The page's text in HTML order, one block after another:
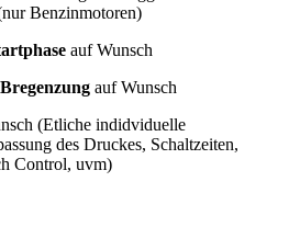
Benzinmotoren)
auf Wunsch
auf Wunsch
(Etliche indidviduelle
des Druckes, Schaltzeiten,
Control, uvm)